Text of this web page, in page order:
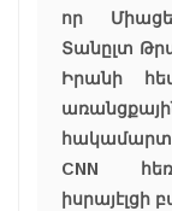
որ
Տանըլտ
Իրանի
CNN